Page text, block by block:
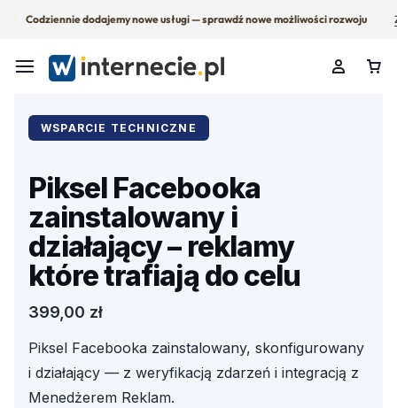
Codziennie dodajemy nowe usługi — sprawdź nowe możliwości rozwoju
WSPARCIE TECHNICZNE
Piksel Facebooka
zainstalowany i
działający – reklamy
które trafiają do celu
399,00 zł
Piksel Facebooka zainstalowany, skonfigurowany
i działający — z weryfikacją zdarzeń i integracją z
Menedżerem Reklam.